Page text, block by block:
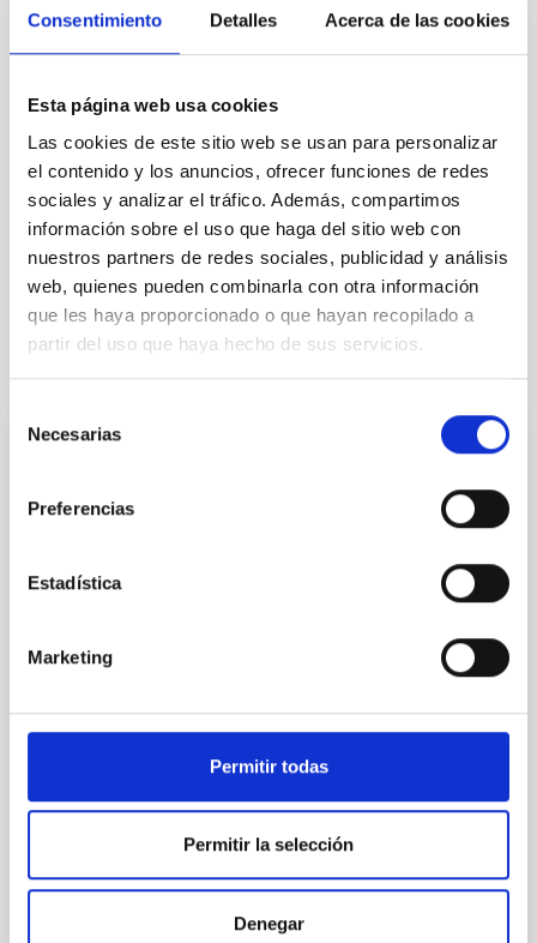
Consentimiento Detalles Acerca de las cookies
Esta página web usa cookies
Las cookies de este sitio web se usan para personalizar
el contenido y los anuncios, ofrecer funciones de redes
sociales y analizar el tráfico. Además, compartimos
información sobre el uso que haga del sitio web con
nuestros partners de redes sociales, publicidad y análisis
web, quienes pueden combinarla con otra información
que les haya proporcionado o que hayan recopilado a
partir del uso que haya hecho de sus servicios.
Necesarias
Preferencias
Estadística
Marketing
Permitir todas
Permitir la selección
Denegar
TIPO
Cosmología y Astropartículas (CYA)
Micro-satélites
Instrumentación
Técnicas
Te puede interesar
The impact of star formation histories on
Aims. We aim to investigate the connection between
matter density profiles of simulated galaxies. In
formation of cored versus cuspy dark matter profiles.
Methods. We homogeneously analysed
Sarrato-Alós, J. et al.
Fecha de publicación: 6 2026
2026A&A...710A..95S